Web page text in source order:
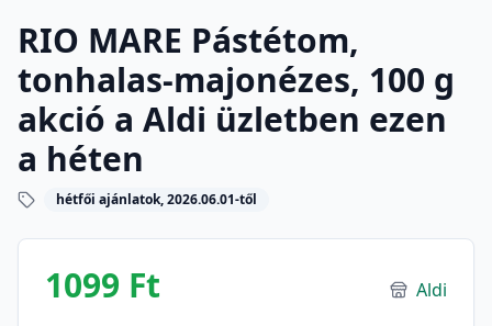
RIO MARE Pástétom,
tonhalas-majonézes, 100 g
akció a Aldi üzletben ezen
a héten
hétfői ajánlatok, 2026.06.01-től
1099 Ft Aldi